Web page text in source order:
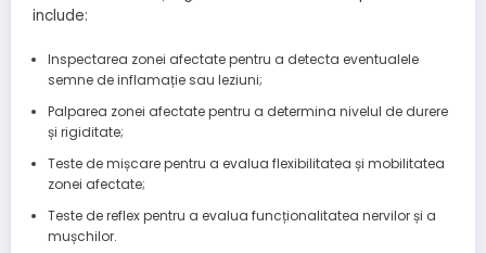
include:
Inspectarea zonei afectate pentru a detecta eventualele
semne de inflamație sau leziuni;
Palparea zonei afectate pentru a determina nivelul de durere
și rigiditate;
Teste de mișcare pentru a evalua flexibilitatea și mobilitatea
zonei afectate;
Teste de reflex pentru a evalua funcționalitatea nervilor și a
mușchilor.